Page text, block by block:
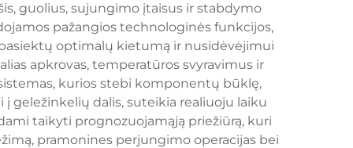
guolius, sujungimo įtaisus ir stabdymo
pažangios technologinės funkcijos,
optimalų kietumą ir nusidėvėjimui
apkrovas, temperatūros svyravimus ir
kurios stebi komponentų būklę,
geležinkelių dalis, suteikia realiuoju laiku
taikyti prognozuojamąją priežiūrą, kuri
pramonines perjungimo operacijas bei